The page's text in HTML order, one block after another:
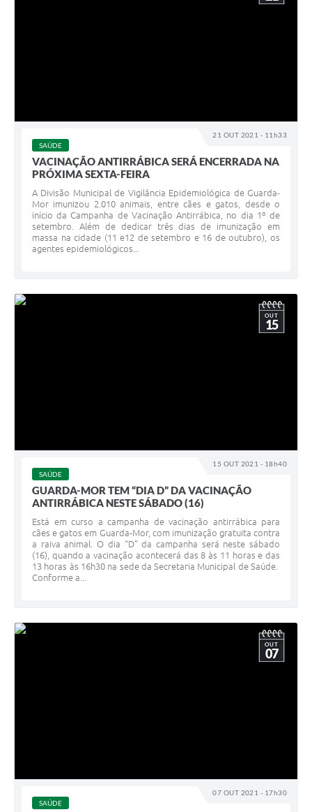
21 OUT 2021 - 11h33
SAÚDE
VACINAÇÃO ANTIRRÁBICA SERÁ ENCERRADA NA
PRÓXIMA SEXTA-FEIRA
A Divisão Municipal de Vigilância Epidemiológica de Guarda-
Mor imunizou 2.010 animais, entre cães e gatos, desde o
início da Campanha de Vacinação Antirrábica, no dia 1º de
setembro. Além de dedicar três dias de imunização em
massa na cidade (11 e12 de setembro e 16 de outubro), os
agentes epidemiológicos...
15 OUT 2021 - 18h40
OUT
15
SAÚDE
GUARDA-MOR TEM “DIA D” DA VACINAÇÃO
ANTIRRÁBICA NESTE SÁBADO (16)
Está em curso a campanha de vacinação antirrábica para
cães e gatos em Guarda-Mor, com imunização gratuita contra
a raiva animal. O dia “D” da campanha será neste sábado
(16), quando a vacinação acontecerá das 8 às 11 horas e das
13 horas às 16h30 na sede da Secretaria Municipal de Saúde.
Conforme a...
07 OUT 2021 - 17h30
OUT
07
SAÚDE